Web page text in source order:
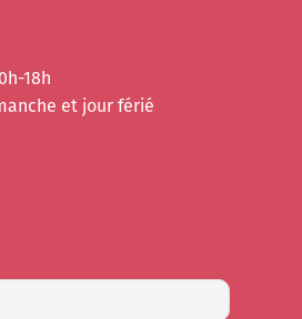
18h
et jour férié